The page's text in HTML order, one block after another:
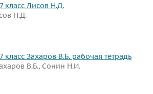
класс Лисов Н.Д.
Н.Д.
класс Захаров В.Б. рабочая тетрадь
В.Б., Сонин Н.И.